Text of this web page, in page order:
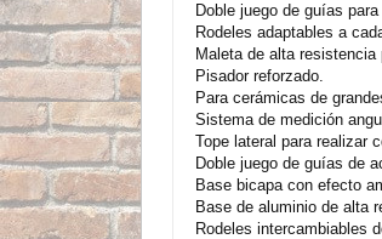
Doble juego de guías
Rodeles adaptables a
Maleta de alta
Pisador reforzado.
Para cerámicas de
Sistema de medición
Tope lateral para realizar
Doble juego de guías de
Base bicapa con efecto
Base de aluminio de alta
Rodeles intercambiables